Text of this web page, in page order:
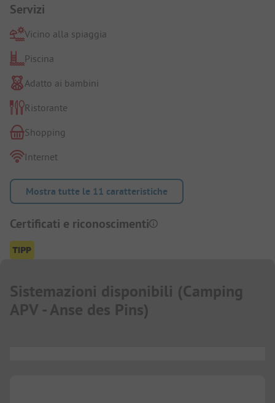
Servizi
Vicino alla spiaggia
Piscina
Adatto ai bambini
Ristorante
Shopping
Internet
Mostra tutte le 11 caratteristiche
Certificati e riconoscimenti
Sistemazioni disponibili (Camping
APV - Anse des Pins)